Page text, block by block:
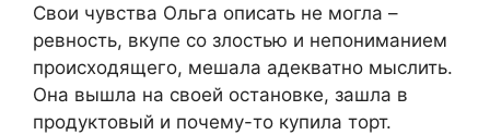
Свои чувства Ольга описать не могла –
ревность, вкупе со злостью и непониманием
происходящего, мешала адекватно мыслить.
Она вышла на своей остановке, зашла в
продуктовый и почему-то купила торт.